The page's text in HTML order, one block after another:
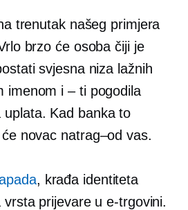
trenutak našeg primjera
brzo će osoba čiji je
svjesna niza lažnih
imenom i – tipogodila
uplata. Kad banka to
novac natrag–od vas.
, krađa identiteta
prijevare u e-trgovini.